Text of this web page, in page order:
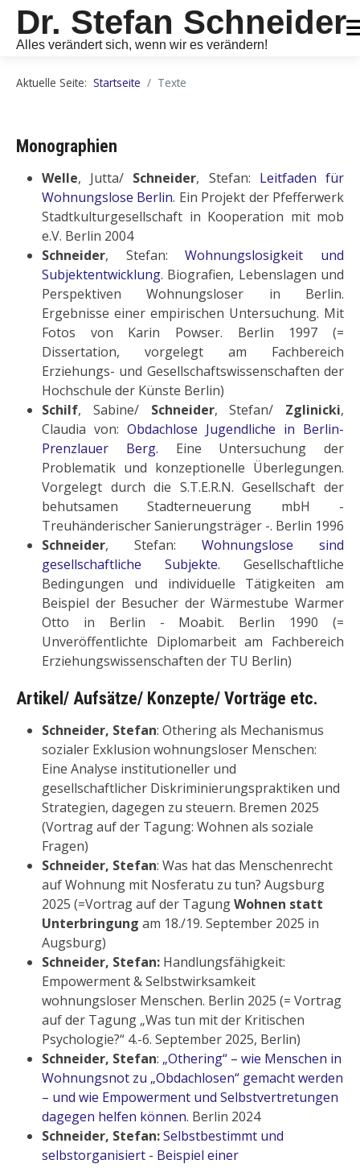
Dr. Stefan Schneider
Alles verändert sich, wenn wir es verändern!
Aktuelle Seite: Startseite Texte
Monographien
Welle, Jutta/ Schneider, Stefan: Leitfaden für
Wohnungslose Berlin. Ein Projekt der Pfefferwerk
Stadtkulturgesellschaft in Kooperation mit mob
e.V. Berlin 2004
Schneider, Stefan:Wohnungslosigkeit und
Subjektentwicklung. Biografien, Lebenslagen und
Perspektiven Wohnungsloser in Berlin.
Ergebnisse einer empirischen Untersuchung. Mit
Fotos von Karin Powser. Berlin 1997 (=
Dissertation, vorgelegt am Fachbereich
Erziehungs- und Gesellschaftswissenschaften der
Hochschule der Künste Berlin)
Schilf, Sabine/ Schneider, Stefan/ Zglinicki,
Claudia von: Obdachlose Jugendliche in Berlin-
Prenzlauer Berg. Eine Untersuchung der
Problematik und konzeptionelle Überlegungen.
Vorgelegt durch die S.T.E.R.N. Gesellschaft der
behutsamen Stadterneuerung mbH -
Treuhänderischer Sanierungsträger -. Berlin 1996
Schneider, Stefan: Wohnungslose sind
gesellschaftliche Subjekte. Gesellschaftliche
Bedingungen und individuelle Tätigkeiten am
Beispiel der Besucher der Wärmestube Warmer
Otto in Berlin - Moabit. Berlin 1990 (=
Unveröffentlichte Diplomarbeit am Fachbereich
Erziehungswissenschaften der TU Berlin)
Artikel/ Aufsätze/ Konzepte/ Vorträge etc.
Schneider, Stefan: Othering als Mechanismus
sozialer Exklusion wohnungsloser Menschen:
Eine Analyse institutioneller und
gesellschaftlicher Diskriminierungspraktiken und
Strategien, dagegen zu steuern. Bremen 2025
(Vortrag auf der Tagung: Wohnen als soziale
Fragen)
Schneider, Stefan: Was hat das Menschenrecht
auf Wohnung mit Nosferatu zu tun? Augsburg
2025 (=Vortrag auf der TagungWohnen statt
Unterbringung am 18./19. September 2025 in
Augsburg)
Schneider, Stefan: Handlungsfähigkeit:
Empowerment & Selbstwirksamkeit
wohnungsloser Menschen. Berlin 2025 (= Vortrag
auf der Tagung „Was tun mit der Kritischen
Psychologie?“ 4.-6. September 2025, Berlin)
Schneider, Stefan: „Othering“ – wie Menschen in
Wohnungsnot zu „Obdachlosen“ gemacht werden
– und wie Empowerment und Selbstvertretungen
dagegen helfen können. Berlin 2024
Schneider, Stefan:Selbstbestimmt und
selbstorganisiert - Beispiel einer